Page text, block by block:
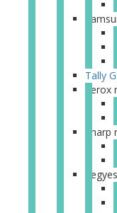
Tally